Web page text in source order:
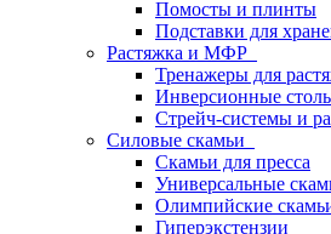
Помосты и плинты
Подставки для
Растяжка и МФР
Тренажеры для
Инверсионные
Стрейч-системы и
Силовые скамьи
Скамьи для пресса
Универсальные
Олимпийские
Гиперэкстензии